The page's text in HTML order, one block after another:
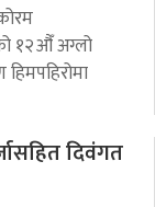
१२औँ अग्लो
दिवंगत